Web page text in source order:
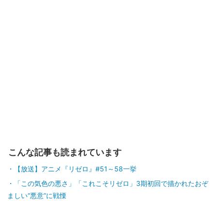
こんな記事も読まれています
【放送】アニメ『リゼロ』#51～58一挙
「この気色の悪さ」「これこそリゼロ」3期初回で描かれたおぞ
ましい“悪意”に戦慄